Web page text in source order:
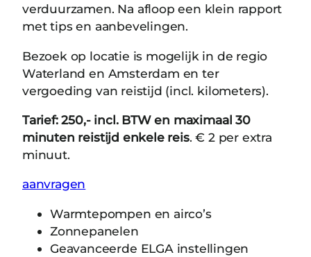
verduurzamen. Na afloop een klein rapport
met tips en aanbevelingen.
Bezoek op locatie is mogelijk in de regio
Waterland en Amsterdam en ter
vergoeding van reistijd (incl. kilometers).
Tarief: 250,- incl. BTW en maximaal 30
minuten reistijd enkele reis. € 2 per extra
minuut.
aanvragen
Warmtepompen en airco’s
Zonnepanelen
Geavanceerde ELGA instellingen